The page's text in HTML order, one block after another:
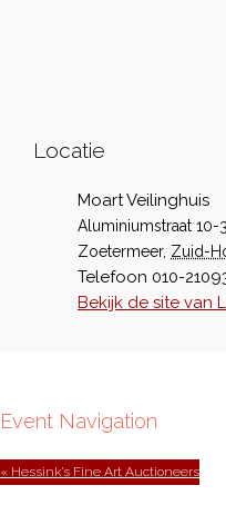
Locatie
Moart Veilinghuis
Aluminiumstraat 10-3
Zoetermeer, Zuid-
Telefoon 010-
Bekijk de site van
Event Navigation
« Hessink’s Fine Art Auctioneers